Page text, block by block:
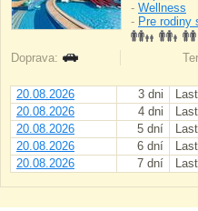
- Wellness
- Pre rodiny
Doprava:
20.08.2026 3 dni
20.08.2026
4 dni
20.08.2026
5 dní
20.08.2026
6 dní
20.08.2026
7 dní